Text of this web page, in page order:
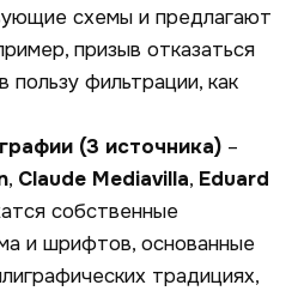
схемы и предлагают
призыв отказаться
пользу фильтрации, как
(3 источника) –
, Claude Mediavilla, Eduard
собственные
и шрифтов, основанные
традициях,